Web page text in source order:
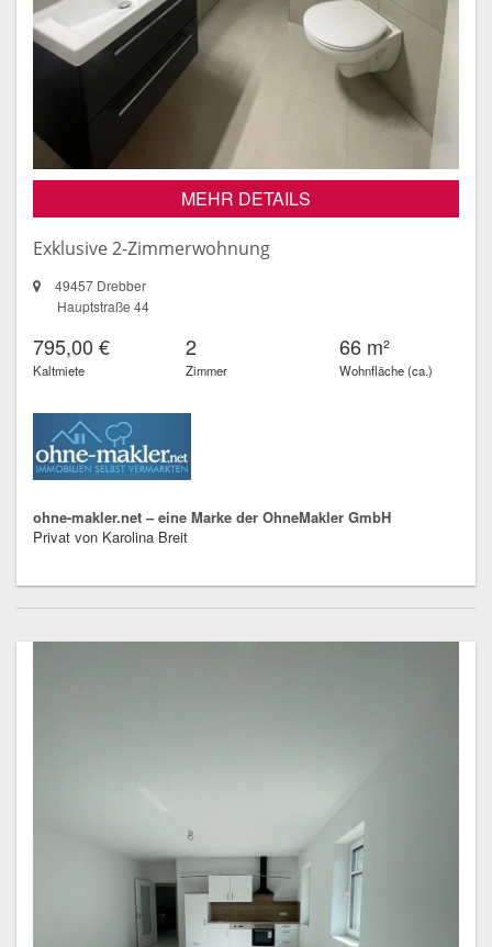
MEHR DETAILS
Exklusive 2-Zimmerwohnung
49457 Drebber
Hauptstraße 44
795,00 €
Kaltmiete
2
Zimmer
66 m²
Wohnfläche (ca.)
ohne-makler.net – eine Marke der OhneMakler GmbH
Privat von Karolina Breit